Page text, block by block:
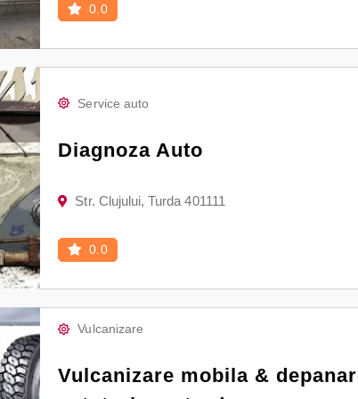
0.0
Service auto
Diagnoza Auto
Str. Clujului, Turda 401111
0.0
Vulcanizare
Vulcanizare mobila &